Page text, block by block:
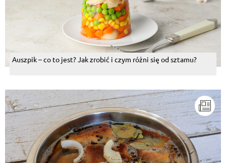
Auszpik – co to jest? Jak zrobić i czym różni się od sztamu?